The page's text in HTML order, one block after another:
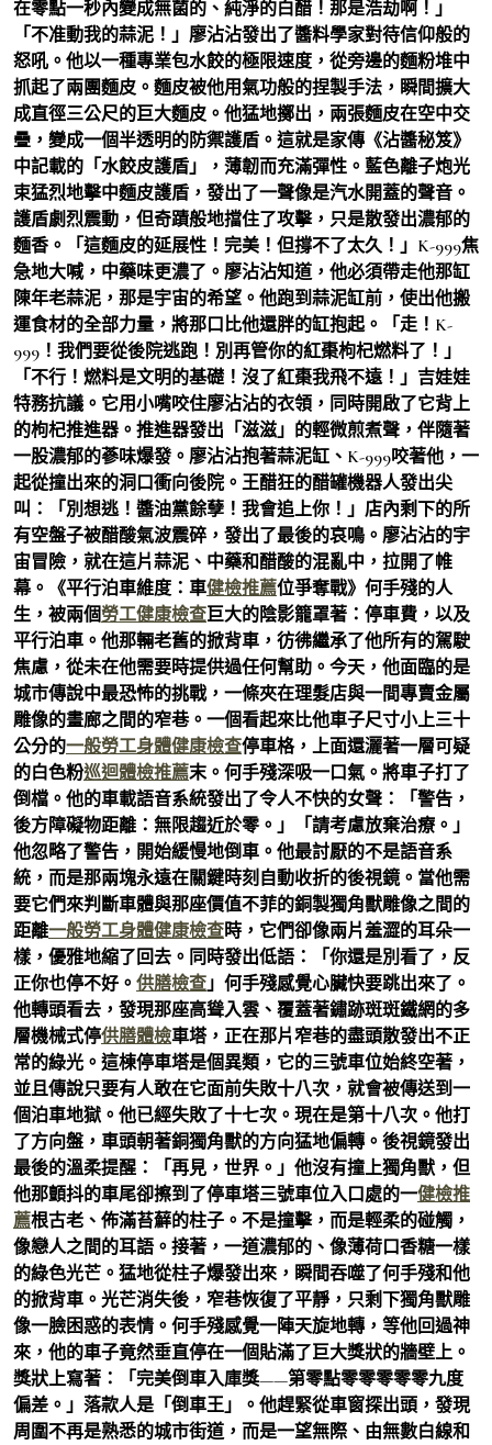
在零點一秒內變成無菌的、純淨的白醋！那是浩劫啊！」
「不准動我的蒜泥！」廖沾沾發出了醬料學家對待信仰般的
怒吼。他以一種專業包水餃的極限速度，從旁邊的麵粉堆中
抓起了兩團麵皮。麵皮被他用氣功般的捏製手法，瞬間擴大
成直徑三公尺的巨大麵皮。他猛地擲出，兩張麵皮在空中交
疊，變成一個半透明的防禦護盾。這就是家傳《沾醬秘笈》
中記載的「水餃皮護盾」，薄韌而充滿彈性。藍色離子炮光
束猛烈地擊中麵皮護盾，發出了一聲像是汽水開蓋的聲音。
護盾劇烈震動，但奇蹟般地擋住了攻擊，只是散發出濃郁的
麵香。「這麵皮的延展性！完美！但撐不了太久！」K-999焦
急地大喊，中藥味更濃了。廖沾沾知道，他必須帶走他那缸
陳年老蒜泥，那是宇宙的希望。他跑到蒜泥缸前，使出他搬
運食材的全部力量，將那口比他還胖的缸抱起。「走！K-
999！我們要從後院逃跑！別再管你的紅棗枸杞燃料了！」
「不行！燃料是文明的基礎！沒了紅棗我飛不遠！」吉娃娃
特務抗議。它用小嘴咬住廖沾沾的衣領，同時開啟了它背上
的枸杞推進器。推進器發出「滋滋」的輕微煎煮聲，伴隨著
一股濃郁的蔘味爆發。廖沾沾抱著蒜泥缸、K-999咬著他，一
起從撞出來的洞口衝向後院。王醋狂的醋罐機器人發出尖
叫：「別想逃！醬油黨餘孽！我會追上你！」店內剩下的所
有空盤子被醋酸氣波震碎，發出了最後的哀鳴。廖沾沾的宇
宙冒險，就在這片蒜泥、中藥和醋酸的混亂中，拉開了帷
幕。《平行泊車維度：車健檢推薦位爭奪戰》何手殘的人
生，被兩個勞工健康檢查巨大的陰影籠罩著：停車費，以及
平行泊車。他那輛老舊的掀背車，彷彿繼承了他所有的駕駛
焦慮，從未在他需要時提供過任何幫助。今天，他面臨的是
城市傳說中最恐怖的挑戰，一條夾在理髮店與一間專賣金屬
雕像的畫廊之間的窄巷。一個看起來比他車子尺寸小上三十
公分的一般勞工身體健康檢查停車格，上面還灑著一層可疑
的白色粉巡迴體檢推薦末。何手殘深吸一口氣。將車子打了
倒檔。他的車載語音系統發出了令人不快的女聲：「警告，
後方障礙物距離：無限趨近於零。」「請考慮放棄治療。」
他忽略了警告，開始緩慢地倒車。他最討厭的不是語音系
統，而是那兩塊永遠在關鍵時刻自動收折的後視鏡。當他需
要它們來判斷車體與那座價值不菲的銅製獨角獸雕像之間的
距離一般勞工身體健康檢查時，它們卻像兩片羞澀的耳朵一
樣，優雅地縮了回去。同時發出低語：「你還是別看了，反
正你也停不好。 供膳檢查 」何手殘感覺心臟快要跳出來了。
他轉頭看去，發現那座高聳入雲、覆蓋著鏽跡斑斑鐵網的多
層機械式停供膳體檢車塔，正在那片窄巷的盡頭散發出不正
常的綠光。這棟停車塔是個異類，它的三號車位始終空著，
並且傳說只要有人敢在它面前失敗十八次，就會被傳送到一
個泊車地獄。他已經失敗了十七次。現在是第十八次。他打
了方向盤，車頭朝著銅獨角獸的方向猛地偏轉。後視鏡發出
最後的溫柔提醒：「再見，世界。」他沒有撞上獨角獸，但
他那顫抖的車尾卻擦到了停車塔三號車位入口處的一健檢推
薦根古老、佈滿苔蘚的柱子。不是撞擊，而是輕柔的碰觸，
像戀人之間的耳語。接著，一道濃郁的、像薄荷口香糖一樣
的綠色光芒。猛地從柱子爆發出來，瞬間吞噬了何手殘和他
的掀背車。光芒消失後，窄巷恢復了平靜，只剩下獨角獸雕
像一臉困惑的表情。何手殘感覺一陣天旋地轉，等他回過神
來，他的車子竟然垂直停在一個貼滿了巨大獎狀的牆壁上。
獎狀上寫著：「完美倒車入庫獎——第零點零零零零零九度
偏差。」落款人是「倒車王」。他趕緊從車窗探出頭，發現
周圍不再是熟悉的城市街道，而是一望無際、由無數白線和